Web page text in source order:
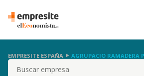
EMPRESITE ESPAÑA AGRUPACIO RAMADERA
Buscar